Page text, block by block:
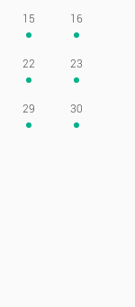
15 16
22 23
29 30